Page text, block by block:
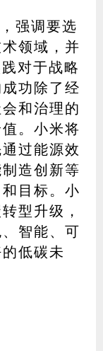
强调要选
领域，并
对于战略
功除了经
和治理的
。小米将
过能源效
造创新等
目标。小
型升级，
智能、可
低碳未